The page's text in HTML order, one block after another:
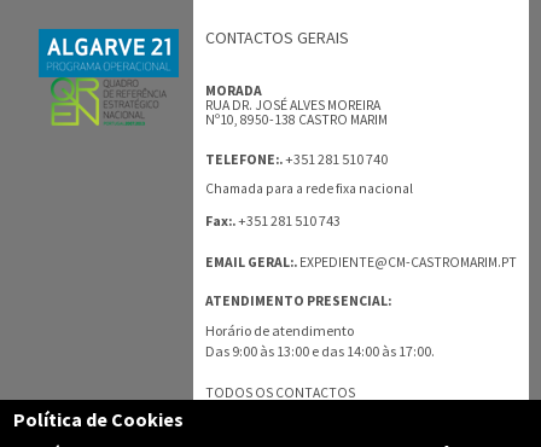
CONTACTOS GERAIS
MORADA
RUA DR. JOSÉ ALVES MOREIRA
Nº10, 8950-138 CASTRO MARIM
TELEFONE:.+351 281 510 740
Chamada para a rede fixa nacional
Fax:.+351 281 510 743
EMAIL GERAL:. EXPEDIENTE@CM-CASTROMARIM.PT
ATENDIMENTO PRESENCIAL:
Horário de atendimento
Das 9:00 às 13:00 e das 14:00 às 17:00.
TODOS OS CONTACTOS
Política de Cookies